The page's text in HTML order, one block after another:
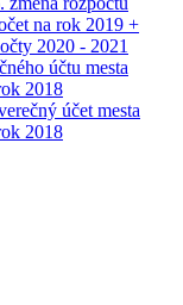
na rok 2019 +
2020 - 2021
účtu mesta
2018
účet mesta
2018